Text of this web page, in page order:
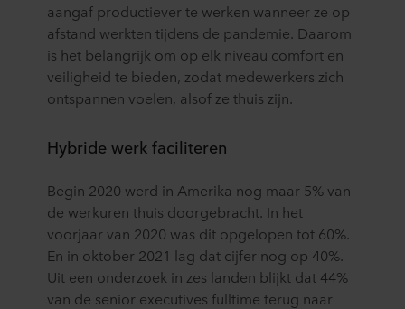
aangaf productiever te werken wanneer ze op
afstand werkten tijdens de pandemie. Daarom
is het belangrijk om op elk niveau comfort en
veiligheid te bieden, zodat medewerkers zich
ontspannen voelen, alsof ze thuis zijn.
Hybride werk faciliteren
Begin 2020 werd in Amerika nog maar 5% van
de werkuren thuis doorgebracht. In het
voorjaar van 2020 was dit opgelopen tot 60%.
En in oktober 2021 lag dat cijfer nog op 40%.
Uit een onderzoek in zes landen blijkt dat 44%
van de senior executives fulltime terug naar